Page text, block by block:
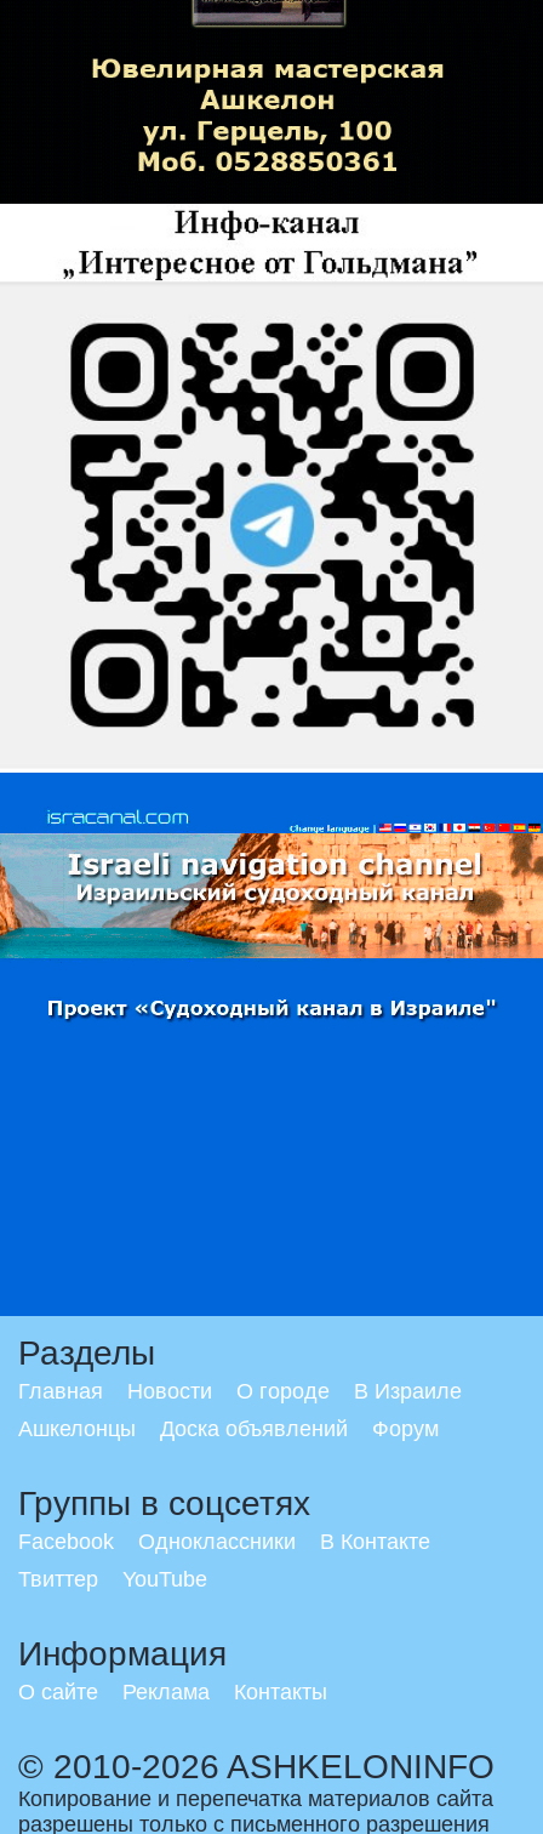
Разделы
Главная Новости О городе
В Израиле
Ашкелонцы
Доска объявлений Форум
Группы в соцсетях
Facebook Одноклассники
В Контакте
Твиттер
YouTube
Информация
О сайте Реклама Контакты
© 2010-2026 ASHKELONINFO
Копирование и перепечатка материалов сайта
разрешены только с письменного разрешения